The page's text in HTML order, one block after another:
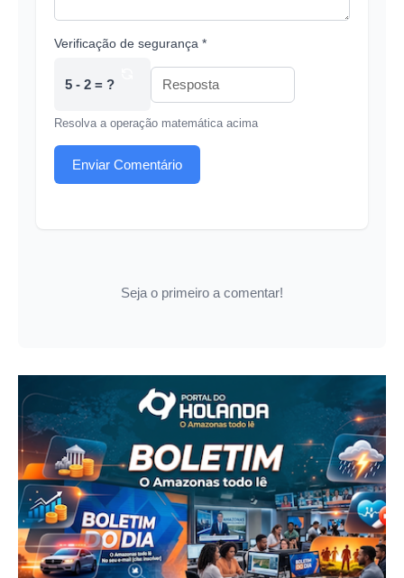
Verificação de segurança *
5 - 2 = ?
Resolva a operação matemática acima
Enviar Comentário
Seja o primeiro a comentar!